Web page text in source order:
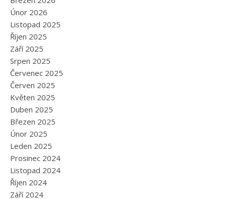
Únor 2026
Listopad 2025
Říjen 2025
Září 2025
Srpen 2025
Červenec 2025
Červen 2025
Květen 2025
Duben 2025
Březen 2025
Únor 2025
Leden 2025
Prosinec 2024
Listopad 2024
Říjen 2024
Září 2024